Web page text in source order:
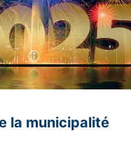
la municipalité